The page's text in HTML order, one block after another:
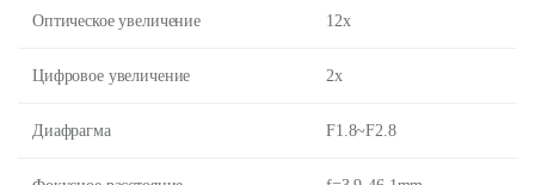
Оптическое увеличение 12x
Цифровое увеличение 2x
Диафрагма F1.8~F2.8